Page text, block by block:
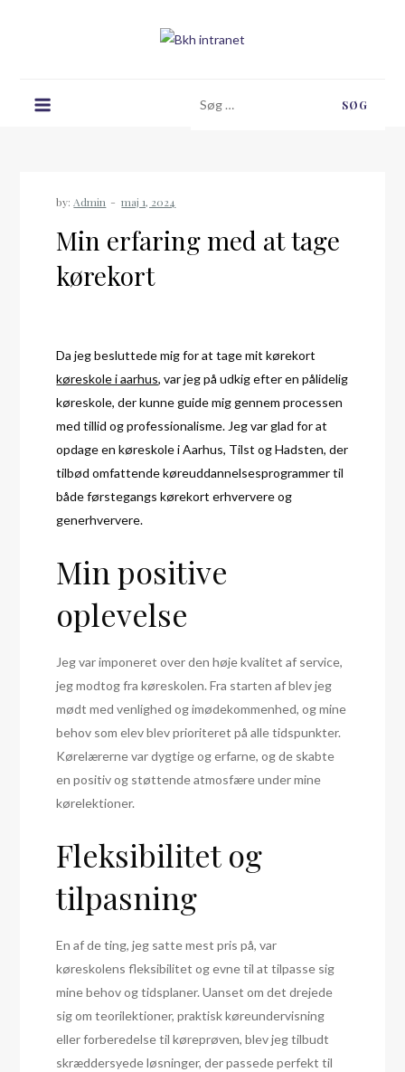
efter:
by:Admin
Min erfaring med at tage
kørekort
Da jeg besluttede mig for at tage mit kørekort
køreskole i aarhus, var jeg på udkig efter en pålidelig
køreskole, der kunne guide mig gennem processen
med tillid og professionalisme. Jeg var glad for at
opdage en køreskole i Aarhus, Tilst og Hadsten, der
tilbød omfattende køreuddannelsesprogrammer til
både førstegangs kørekort erhververe og
generhververe.
Min positive
oplevelse
Jeg var imponeret over den høje kvalitet af service,
jeg modtog fra køreskolen. Fra starten af blev jeg
mødt med venlighed og imødekommenhed, og mine
behov som elev blev prioriteret på alle tidspunkter.
Kørelærerne var dygtige og erfarne, og de skabte
en positiv og støttende atmosfære under mine
kørelektioner.
Fleksibilitet og
tilpasning
En af de ting, jeg satte mest pris på, var
køreskolens fleksibilitet og evne til at tilpasse sig
mine behov og tidsplaner. Uanset om det drejede
sig om teorilektioner, praktisk køreundervisning
eller forberedelse til køreprøven, blev jeg tilbudt
skræddersyede løsninger, der passede perfekt til